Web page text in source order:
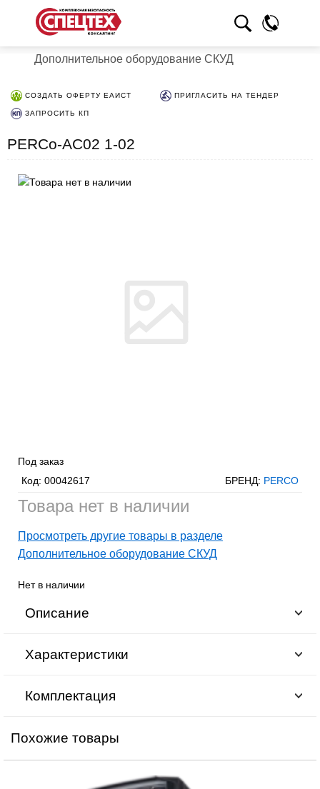
Дополнительное оборудование СКУД
СОЗДАТЬ ОФЕРТУ ЕАИСТ ПРИГЛАСИТЬ НА ТЕНДЕР
ЗАПРОСИТЬ КП
PERCo-AC02 1-02
Под заказ
Код: 00042617 БРЕНД: PERCO
Товара нет в наличии
Просмотреть другие товары в разделе
Дополнительное оборудование СКУД
Нет в наличии
Описание
Характеристики
Комплектация
Похожие товары